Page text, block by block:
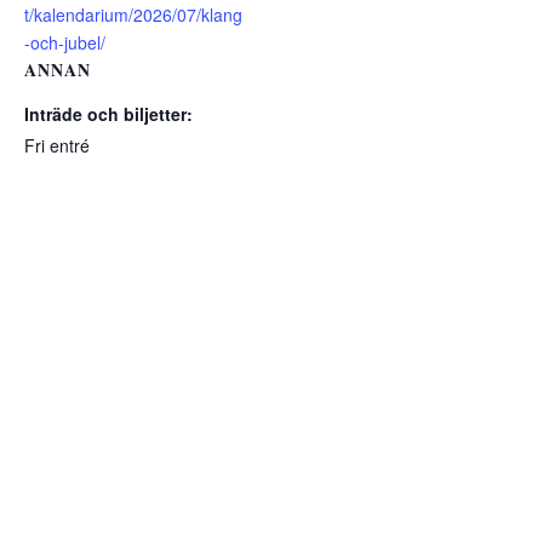
t/kalendarium/2026/07/klang
-och-jubel/
ANNAN
Inträde och biljetter:
Fri entré